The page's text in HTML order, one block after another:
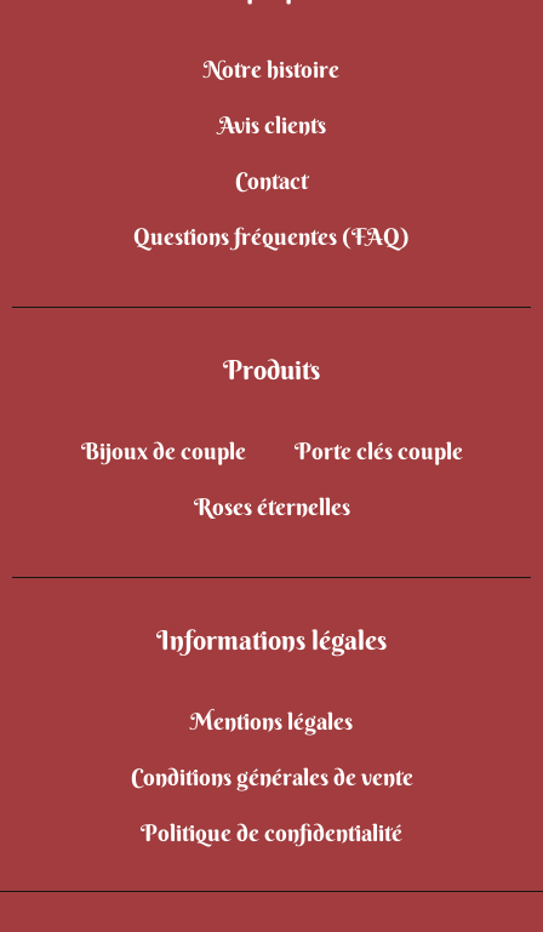
Notre histoire
Avis clients
Contact
Questions fréquentes (FAQ)
Produits
Bijoux de couple
Porte clés couple
Roses éternelles
Informations légales
Mentions légales
Conditions générales de vente
Politique de confidentialité